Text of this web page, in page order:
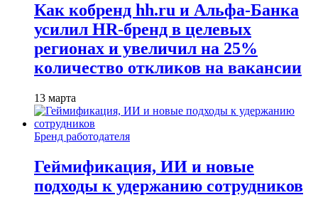
Как кобренд hh.ru и Альфа-Банка
усилил HR-бренд в целевых
регионах и увеличил на 25%
количество откликов на вакансии
13 марта
Бренд работодателя
Геймификация, ИИ и новые
подходы к удержанию сотрудников